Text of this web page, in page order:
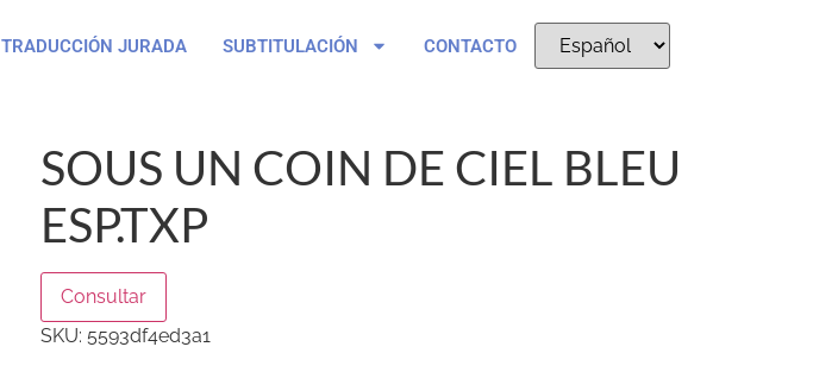
TRADUCCIÓN JURADA SUBTITULACIÓN CONTACTO
SOUS UN COIN DE CIEL BLEU
ESP.TXP
Consultar
SKU: 5593df4ed3a1